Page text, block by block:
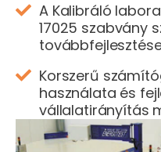
A Kalibráló
17025 szabvány
Korszerű
használata és
vállalatirányítás